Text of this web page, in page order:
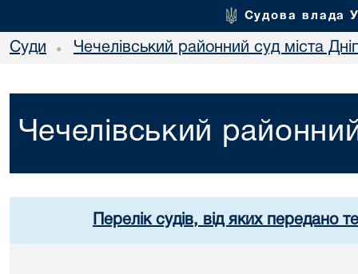
Судова влада
Суди • Чечелівський районний суд міста
Чечелівський
Перелік судів, від яких передано